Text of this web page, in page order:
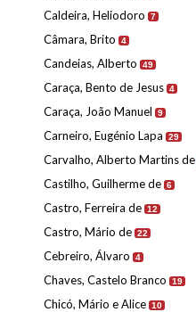
Caldeira, Heliodoro 7
Câmara, Brito 4
Candeias, Alberto 49
Caraça, Bento de Jesus 4
Caraça, João Manuel 9
Carneiro, Eugénio Lapa 29
Carvalho, Alberto Martins de
Castilho, Guilherme de 6
Castro, Ferreira de 12
Castro, Mário de 22
Cebreiro, Álvaro 4
Chaves, Castelo Branco 19
Chicó, Mário e Alice 10